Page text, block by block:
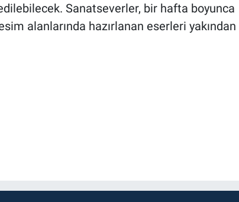
Sanatseverler, bir hafta boyunca
alanlarında hazırlanan eserleri yakından